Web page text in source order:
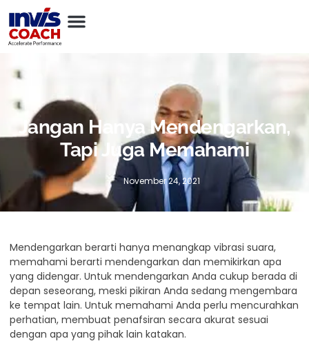
Jangan Hanya Mendengarkan,
Tapi Juga Memahami
November 24, 2021
Mendengarkan berarti hanya menangkap vibrasi suara,
memahami berarti mendengarkan dan memikirkan apa
yang didengar. Untuk mendengarkan Anda cukup berada di
depan seseorang, meski pikiran Anda sedang mengembara
ke tempat lain. Untuk memahami Anda perlu mencurahkan
perhatian, membuat penafsiran secara akurat sesuai
dengan apa yang pihak lain katakan.